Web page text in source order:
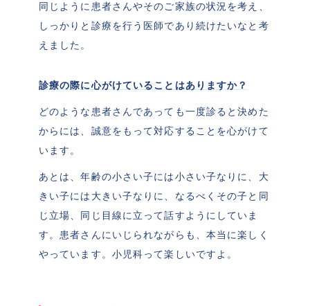
同じように患者さんやそのご家族の状況を考え、
しっかりと診療を行う医師であり続けたいなと考
えました。
診療の際に心がけていることはありますか？
どのような患者さんであっても一度診ると決めた
からには、誠意をもって対応することを心がけて
います。
あとは、年齢の小さい子には小さい子なりに、大
きい子には大きい子なりに、なるべくその子と同
じ立場、同じ目線に立って話すようにしていま
す。患者さんにいじられながらも、本当に楽しく
やっています。小児科って楽しいですよ。